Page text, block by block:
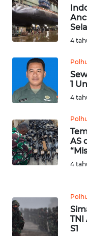
4
1
4
AS
4
TNI
S1
SERDANG
WN
TEBING
WN
PAKPAK
WN
KARAWANG
WN
BEKASI
WN